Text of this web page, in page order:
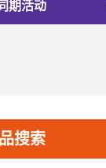
同期活动
搜索